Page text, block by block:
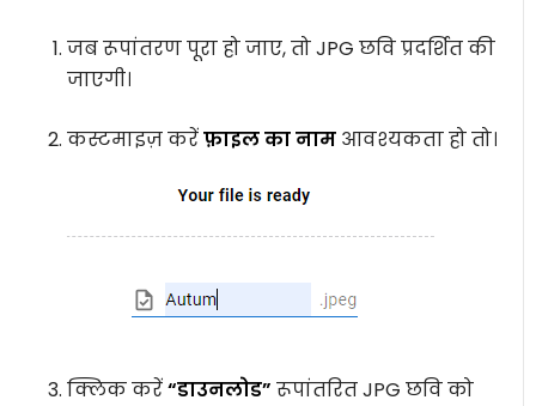
जब रूपांतरण पूरा हो जाए, तो JPG छवि प्रदर्शित की
जाएगी।
कस्टमाइज़ करेंफ़ाइल का नाम आवश्यकता हो तो।
क्लिक करें“डाउनलोड” रूपांतरित JPG छवि को